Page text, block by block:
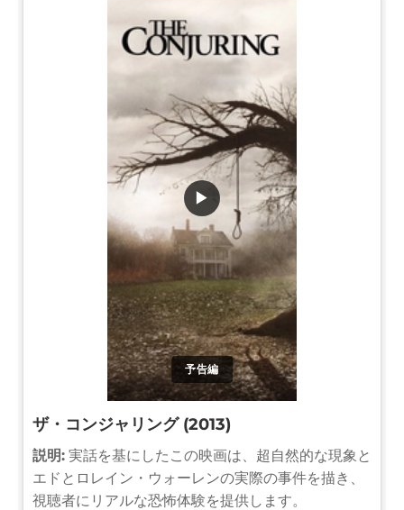
予告編
▶
ザ・コンジャリング (2013)
説明: 実話を基にしたこの映画は、超自然的な現象と
エドとロレイン・ウォーレンの実際の事件を描き、
視聴者にリアルな恐怖体験を提供します。